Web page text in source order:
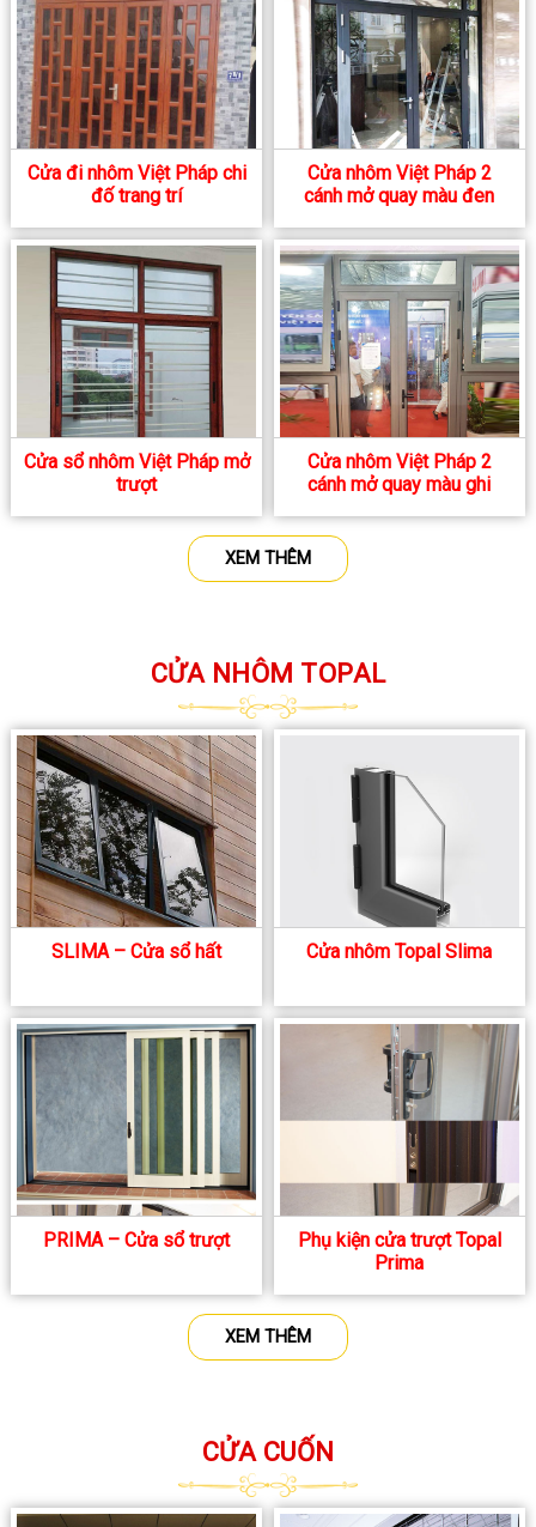
Cửa đi nhôm Việt Pháp chi
đố trang trí
Cửa nhôm Việt Pháp 2
cánh mở quay màu đen
Cửa sổ nhôm Việt Pháp mở
trượt
Cửa nhôm Việt Pháp 2
cánh mở quay màu ghi
XEM THÊM
CỬA NHÔM TOPAL
SLIMA – Cửa sổ hất Cửa nhôm Topal Slima
PRIMA – Cửa sổ trượt
Phụ kiện cửa trượt Topal
Prima
XEM THÊM
CỬA CUỐN